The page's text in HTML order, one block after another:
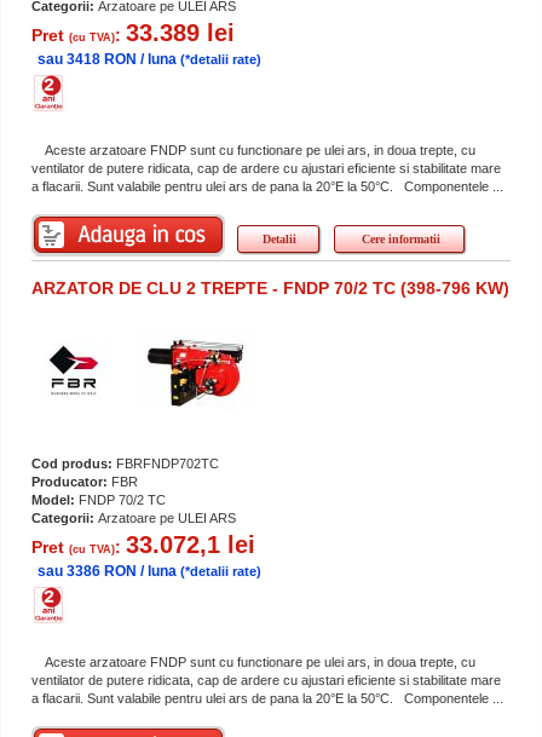
Categorii: Arzatoare pe ULEI ARS
Pret (cu TVA): 33.389 lei
sau 3418 RON / luna (*detalii rate)
Aceste arzatoare FNDP sunt cu functionare pe ulei ars, in doua trepte, cu
ventilator de putere ridicata, cap de ardere cu ajustari eficiente si stabilitate mare
a flacarii. Sunt valabile pentru ulei ars de pana la 20°E la 50°C. Componentele ...
Detalii Cere informatii
ARZATOR DE CLU 2 TREPTE - FNDP 70/2 TC (398-796 KW)
Cod produs: FBRFNDP702TC
Producator: FBR
Model: FNDP 70/2 TC
Categorii: Arzatoare pe ULEI ARS
Pret (cu TVA): 33.072,1 lei
sau 3386 RON / luna (*detalii rate)
Aceste arzatoare FNDP sunt cu functionare pe ulei ars, in doua trepte, cu
ventilator de putere ridicata, cap de ardere cu ajustari eficiente si stabilitate mare
a flacarii. Sunt valabile pentru ulei ars de pana la 20°E la 50°C. Componentele ...